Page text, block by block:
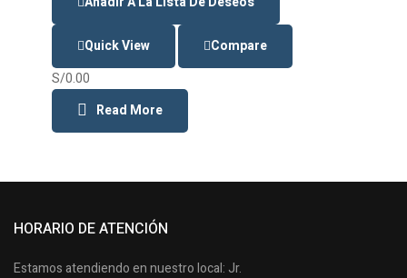
Quick View
Compare
S/0.00
Read More
HORARIO DE ATENCIÓN
Estamos atendiendo en nuestro local: Jr.